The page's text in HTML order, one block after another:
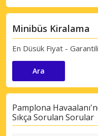
Minibüs Kiralama
En Düsük Fiyat - Garantili
Ara
Pamplona
Sıkça Sorulan Sorular